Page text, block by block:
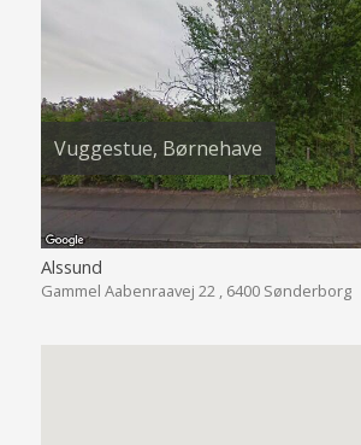
Vuggestue, Børnehave
Alssund
Gammel Aabenraavej 22 , 6400 Sønderborg